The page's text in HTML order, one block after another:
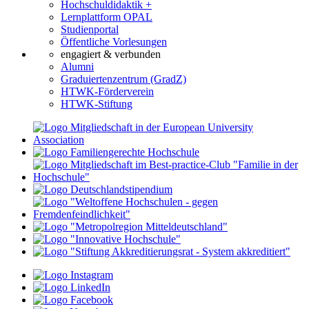
Hochschuldidaktik +
Lernplattform OPAL
Studienportal
Öffentliche Vorlesungen
engagiert & verbunden
Alumni
Graduiertenzentrum (GradZ)
HTWK-Förderverein
HTWK-Stiftung